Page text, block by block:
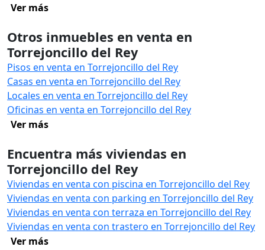
Ver más
Otros inmuebles en venta en
Torrejoncillo del Rey
Pisos en venta en Torrejoncillo del Rey
Casas en venta en Torrejoncillo del Rey
Locales en venta en Torrejoncillo del Rey
Oficinas en venta en Torrejoncillo del Rey
Ver más
Encuentra más viviendas en
Torrejoncillo del Rey
Viviendas en venta con piscina en Torrejoncillo del Rey
Viviendas en venta con parking en Torrejoncillo del Rey
Viviendas en venta con terraza en Torrejoncillo del Rey
Viviendas en venta con trastero en Torrejoncillo del Rey
Ver más